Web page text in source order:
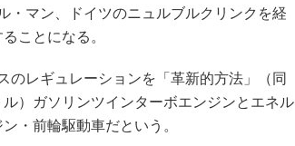
・マン、ドイツのニュルブルクリンクを経
ことになる。
レギュレーションを「革新的方法」（同
）ガソリンツインターボエンジンとエネル
・前輪駆動車だという。